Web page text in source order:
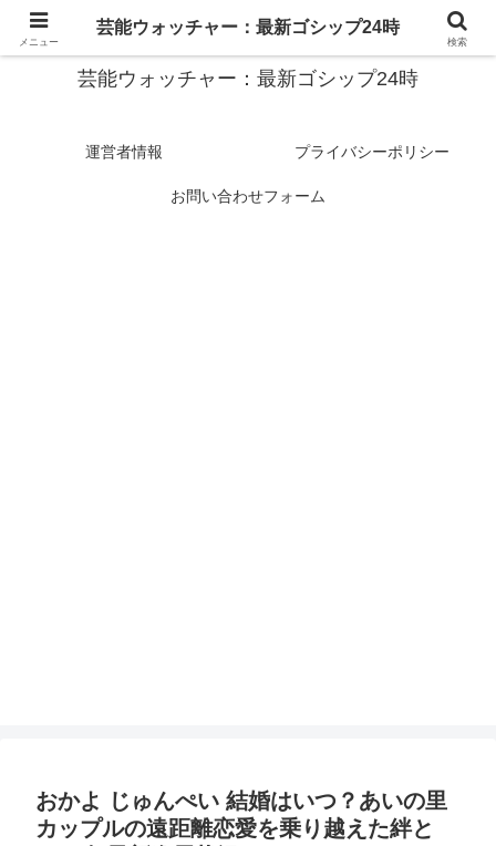
スターたちの裏側を徹底追跡！話題のゴシップがここに集結
芸能ウォッチャー：最新ゴシップ24時
運営者情報 プライバシーポリシー
お問い合わせフォーム
おかよ じゅんぺい 結婚はいつ？あいの里
カップルの遠距離恋愛を乗り越えた絆と
メニュー
芸能ウォッチャー：最新ゴシップ24時
検索